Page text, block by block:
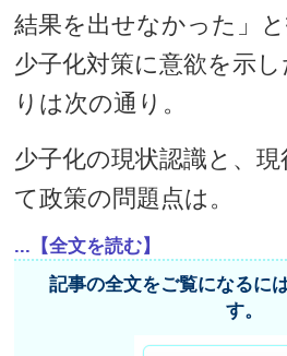
結果を出せなかった」
少子化対策に意欲を示
りは次の通り。
少子化の現状認識と、
て政策の問題点は。
...【全文を読む】
記事の全文をご覧になるに
す。